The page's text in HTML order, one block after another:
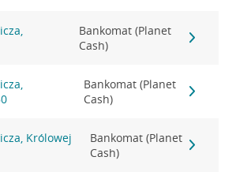
Bankomat (Planet
Cash)
Bankomat (Planet
Cash)
Królowej
Bankomat (Planet
Cash)